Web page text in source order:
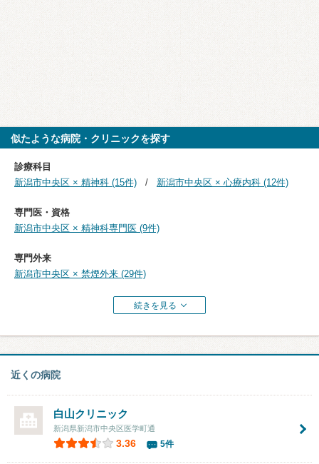
似たような病院・クリニックを探す
診療科目
新潟市中央区 × 精神科 (15件)
新潟市中央区 × 心療内科 (12件)
専門医・資格
新潟市中央区 × 精神科専門医 (9件)
専門外来
新潟市中央区 × 禁煙外来 (29件)
続きを見る
近くの病院
白山クリニック
新潟県新潟市中央区医学町通
3.36 5件